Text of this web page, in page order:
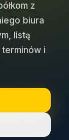
z
biura
listą
i